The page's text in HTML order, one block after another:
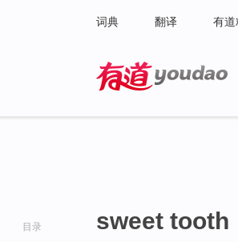
词典 翻译 有道
目录 sweet tooth